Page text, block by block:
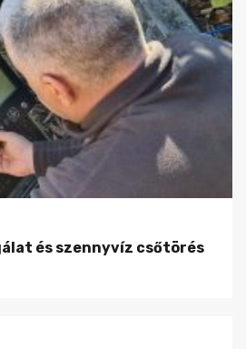
és szennyvíz csőtörés